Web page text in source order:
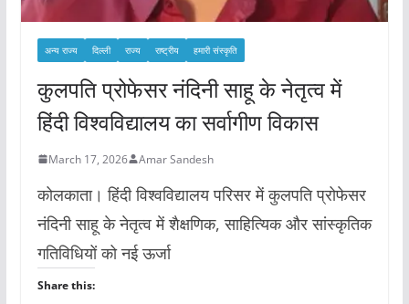
अन्य राज्य दिल्ली राज्य राष्ट्रीय हमारी संस्कृति
कुलपति प्रोफेसर नंदिनी साहू के नेतृत्व में
हिंदी विश्वविद्यालय का सर्वागीण विकास
March 17, 2026 Amar Sandesh
कोलकाता। हिंदी विश्वविद्यालय परिसर में कुलपति प्रोफेसर
नंदिनी साहू के नेतृत्व में शैक्षणिक, साहित्यिक और सांस्कृतिक
गतिविधियों को नई ऊर्जा
Share this: